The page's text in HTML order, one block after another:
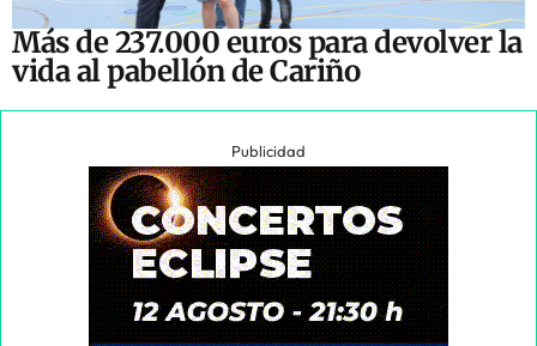
Más de 237.000 euros para devolver la
vida al pabellón de Cariño
Publicidad